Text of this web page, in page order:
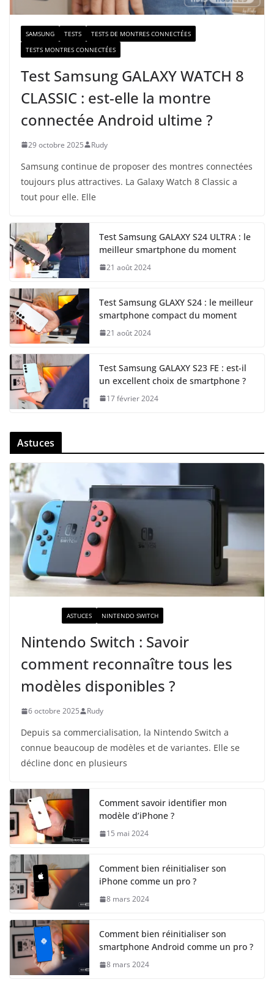
SAMSUNG TESTS
TESTS DE MONTRES CONNECTÉES
TESTS MONTRES CONNECTÉES
Test Samsung GALAXY WATCH 8
CLASSIC : est-elle la montre
connectée Android ultime ?
29 octobre 2025 Rudy
Samsung continue de proposer des montres connectées
toujours plus attractives. La Galaxy Watch 8 Classic a
tout pour elle. Elle
Test Samsung GALAXY S24 ULTRA : le
meilleur smartphone du moment
21 août 2024
Test Samsung GLAXY S24 : le meilleur
smartphone compact du moment
21 août 2024
Test Samsung GALAXY S23 FE : est-il
un excellent choix de smartphone ?
17 février 2024
Astuces
ASTUCES NINTENDO SWITCH
Nintendo Switch : Savoir
comment reconnaître tous les
modèles disponibles ?
6 octobre 2025 Rudy
Depuis sa commercialisation, la Nintendo Switch a
connue beaucoup de modèles et de variantes. Elle se
décline donc en plusieurs
Comment savoir identifier mon
modèle d’iPhone ?
15 mai 2024
Comment bien réinitialiser son
iPhone comme un pro ?
8 mars 2024
Comment bien réinitialiser son
smartphone Android comme un pro ?
8 mars 2024